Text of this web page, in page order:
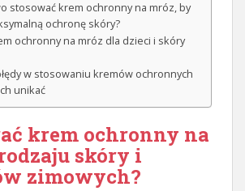
stosować krem ochronny na mróz, by
ochronę skóry?
ochronny na mróz dla dzieci i skóry
w stosowaniu kremów ochronnych
unikać
krem ochronny na
skóry i
zimowych?